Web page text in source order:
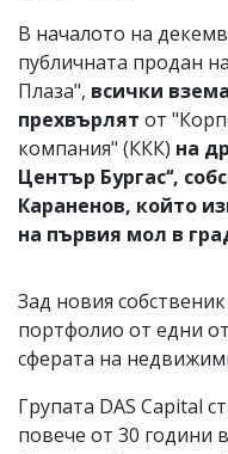
В началото на
публичната продан
Плаза", всички
прехвърлят от
компания" (ККК) на
Център Бургас‘‘,
Караненов, който
на първия мол в
Зад новия
портфолио от едни
сферата на
Групата DAS Capital
повече от 30 години